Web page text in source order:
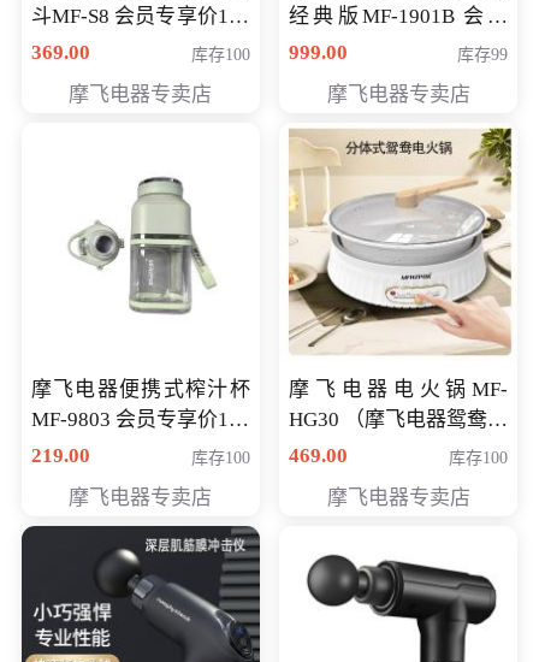
斗MF-S8 会员专享价168
元
369.00 库存100
摩飞电器专卖店
经典版MF-1901B 会员
专享价399元
999.00 库存99
摩飞电器专卖店
摩飞电器便携式榨汁杯
MF-9803 会员专享价138
元
219.00 库存100
摩飞电器专卖店
摩飞电器电火锅MF-
HG30 （摩飞电器鸳鸯锅
MF-HG30 ） 会员专享价
469.00 库存100
摩飞电器专卖店